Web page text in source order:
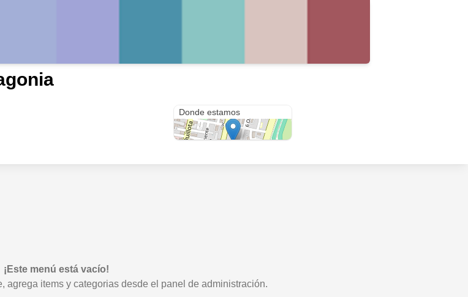
Donde estamos
¡Este menú está vacío!
agrega items y categorias desde el panel de administración.